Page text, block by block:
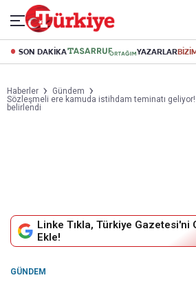
SON DAKİKA YAZARLAR
Haberler
Gündem
Sözleşmeli ere kamuda istihdam teminatı geliyor!
belirlendi
Linke Tıkla, Türkiye Gazetesi'ni
Ekle!
GÜNDEM